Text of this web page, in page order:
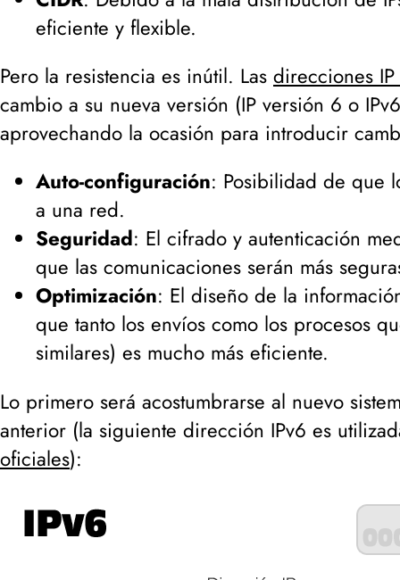
eficiente y flexible.
Pero la resistencia es inútil. Las direcciones
cambio a su nueva versión (IP versión 6 o IPv6
aprovechando la ocasión para introducir
Auto-configuración: Posibilidad de que
a una red.
Seguridad: El cifrado y autenticación
que las comunicaciones serán más
Optimización: El diseño de la
que tanto los envíos como los procesos
similares) es mucho más eficiente.
Lo primero será acostumbrarse al nuevo
anterior (la siguiente dirección IPv6 es
oficiales):